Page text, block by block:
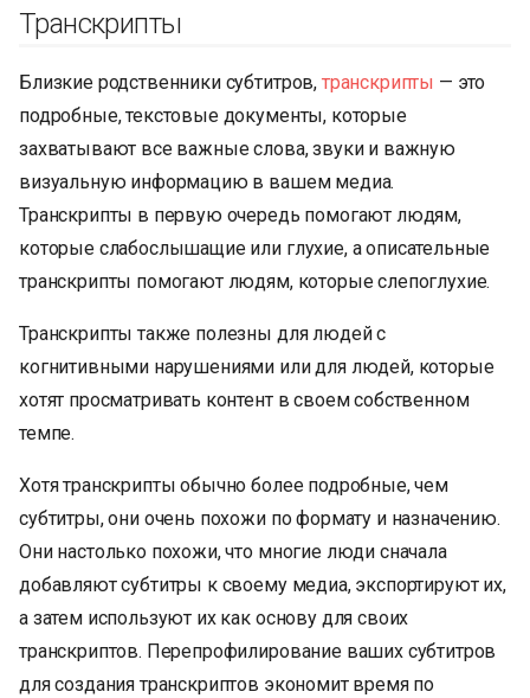
Транскрипты
Близкие родственники субтитров, транскрипты — это
подробные, текстовые документы, которые
захватывают все важные слова, звуки и важную
визуальную информацию в вашем медиа.
Транскрипты в первую очередь помогают людям,
которые слабослышащие или глухие, а описательные
транскрипты помогают людям, которые слепоглухие.
Транскрипты также полезны для людей с
когнитивными нарушениями или для людей, которые
хотят просматривать контент в своем собственном
темпе.
Хотя транскрипты обычно более подробные, чем
субтитры, они очень похожи по формату и назначению.
Они настолько похожи, что многие люди сначала
добавляют субтитры к своему медиа, экспортируют их,
а затем используют их как основу для своих
транскриптов. Перепрофилирование ваших субтитров
для создания транскриптов экономит время по